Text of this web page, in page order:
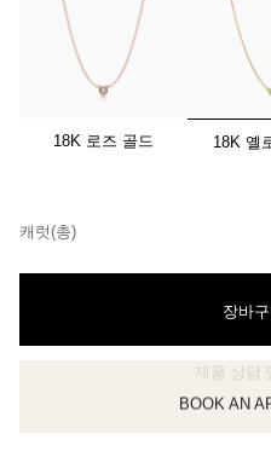
18K 로즈 골드 18K 옐
캐럿(총)
장바
클라이언트 어드바이저에게
BOOK AN